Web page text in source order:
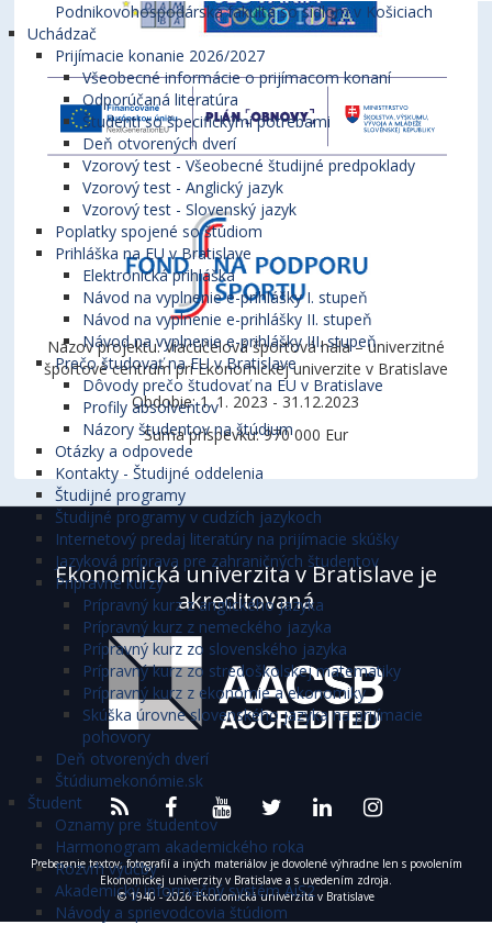
Podnikovohospodárska fakulta so sídlom v Košiciach
Uchádzač
Prijímacie konanie 2026/2027
Všeobecné informácie o prijímacom konaní
Odporúčaná literatúra
Študenti so špecifickými potrebami
Deň otvorených dverí
Vzorový test - Všeobecné študijné predpoklady
Vzorový test - Anglický jazyk
Vzorový test - Slovenský jazyk
Poplatky spojené so štúdiom
Prihláška na EU v Bratislave
Elektronická prihláška
Návod na vyplnenie e-prihlášky I. stupeň
Návod na vyplnenie e-prihlášky II. stupeň
Návod na vyplnenie e-prihlášky III. stupeň
Prečo študovať na EU v Bratislave
Dôvody prečo študovať na EU v Bratislave
Profily absolventov
Názory študentov na štúdium
Otázky a odpovede
Kontakty - Študijné oddelenia
Študijné programy
Študijné programy v cudzích jazykoch
Internetový predaj literatúry na prijímacie skúšky
Jazyková príprava pre zahraničných študentov
Prípravné kurzy
Prípravný kurz z anglického jazyka
Prípravný kurz z nemeckého jazyka
Prípravný kurz zo slovenského jazyka
Prípravný kurz zo stredoškolskej matematiky
Prípravný kurz z ekonómie a ekonomiky
Skúška úrovne slovenského jazyka na prijímacie
pohovory
Deň otvorených dverí
Štúdiumekonómie.sk
Študent
Oznamy pre študentov
Harmonogram akademického roka
Rozvrh výučby
Akademický informačný systém AiS2
Návody a sprievodcovia štúdiom
Názov projektu: Viacúčelová športová hala – univerzitné
športové centrum pri Ekonomickej univerzite v Bratislave
Obdobie: 1. 1. 2023 - 31.12.2023
Suma príspevku: 970 000 Eur
Ekonomická univerzita v Bratislave je
akreditovaná
Preberanie textov, fotografií a iných materiálov je dovolené výhradne len s povolením
Ekonomickej univerzity v Bratislave a s uvedením zdroja.
© 1940 - 2026 Ekonomická univerzita v Bratislave